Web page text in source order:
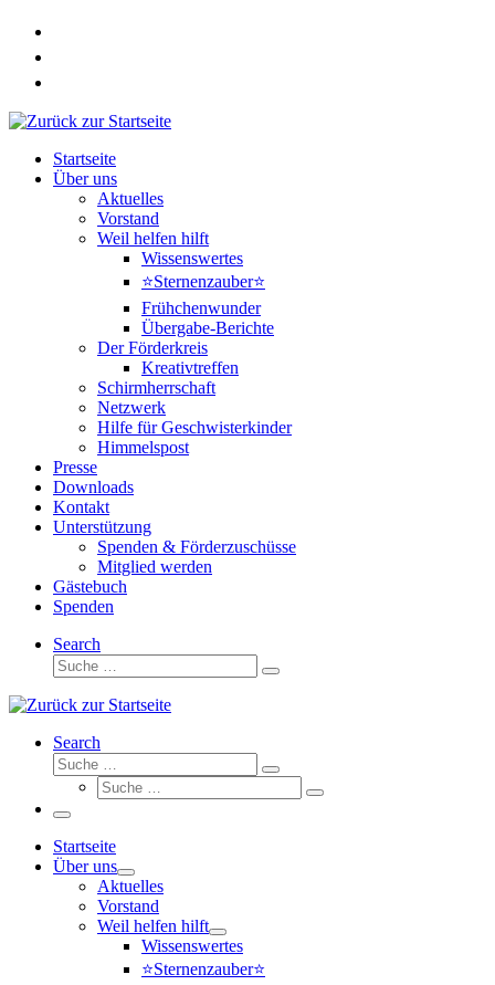
Zum
springen
Startseite
Über uns
Aktuelles
Vorstand
Weil helfen hilft
Wissenswertes
⭐Sternenzauber⭐
Frühchenwunder
Übergabe-Berichte
Der Förderkreis
Kreativtreffen
Schirmherrschaft
Netzwerk
Hilfe für Geschwisterkinder
Himmelspost
Presse
Downloads
Kontakt
Unterstützung
Spenden & Förderzuschüsse
Mitglied werden
Gästebuch
Spenden
Search
Suche
Suche
Search
Suche
Suche
Suche
Suche
Menü
Startseite
Über uns
Aktuelles
Vorstand
Weil helfen hilft
Wissenswertes
⭐Sternenzauber⭐